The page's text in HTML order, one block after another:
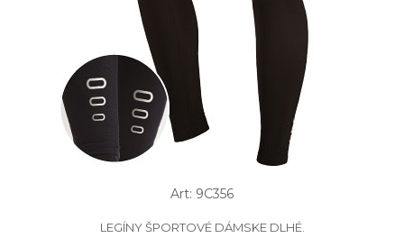
Art: 9C356
LEGÍNY ŠPORTOVÉ DÁMSKE DLHÉ.